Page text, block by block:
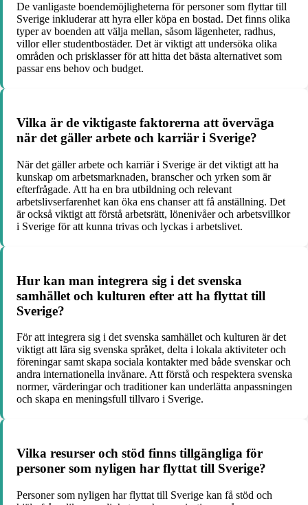
De vanligaste boendemöjligheterna för personer som flyttar till
Sverige inkluderar att hyra eller köpa en bostad. Det finns olika
typer av boenden att välja mellan, såsom lägenheter, radhus,
villor eller studentbostäder. Det är viktigt att undersöka olika
områden och prisklasser för att hitta det bästa alternativet som
passar ens behov och budget.
Vilka är de viktigaste faktorerna att överväga
när det gäller arbete och karriär i Sverige?
När det gäller arbete och karriär i Sverige är det viktigt att ha
kunskap om arbetsmarknaden, branscher och yrken som är
efterfrågade. Att ha en bra utbildning och relevant
arbetslivserfarenhet kan öka ens chanser att få anställning. Det
är också viktigt att förstå arbetsrätt, lönenivåer och arbetsvillkor
i Sverige för att kunna trivas och lyckas i arbetslivet.
Hur kan man integrera sig i det svenska
samhället och kulturen efter att ha flyttat till
Sverige?
För att integrera sig i det svenska samhället och kulturen är det
viktigt att lära sig svenska språket, delta i lokala aktiviteter och
föreningar samt skapa sociala kontakter med både svenskar och
andra internationella invånare. Att förstå och respektera svenska
normer, värderingar och traditioner kan underlätta anpassningen
och skapa en meningsfull tillvaro i Sverige.
Vilka resurser och stöd finns tillgängliga för
personer som nyligen har flyttat till Sverige?
Personer som nyligen har flyttat till Sverige kan få stöd och